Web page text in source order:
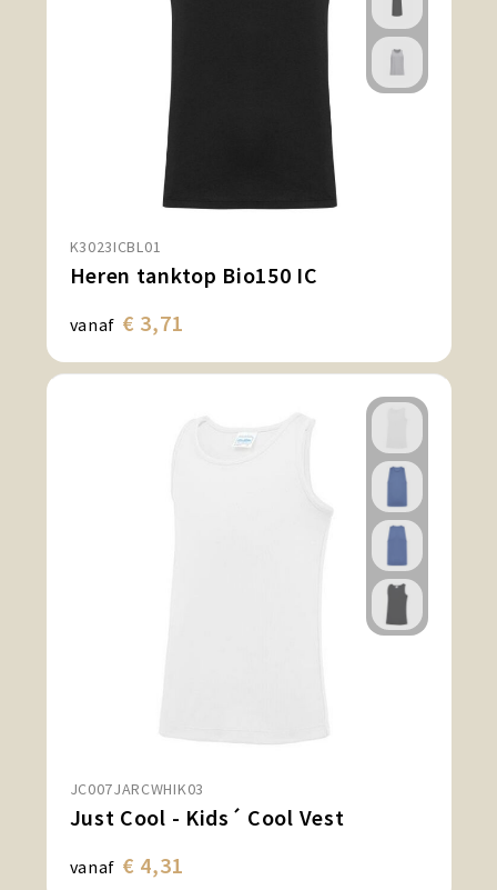
K3023ICBL01
Heren tanktop Bio150 IC
vanaf € 3,71
JC007JARCWHIK03
Just Cool - Kids´ Cool Vest
vanaf € 4,31